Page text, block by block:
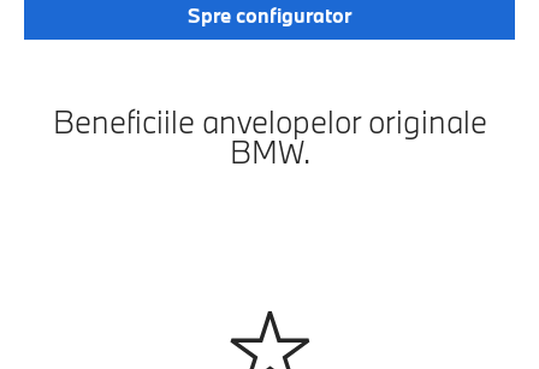
Spre configurator
Beneficiile anvelopelor originale
BMW.